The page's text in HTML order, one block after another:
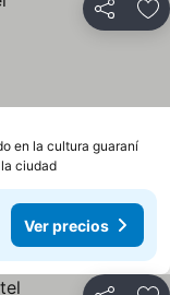
Compartir
en la cultura guaraní
ciudad
Ver precios